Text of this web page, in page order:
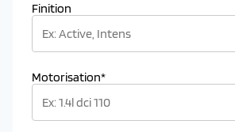
Finition
Motorisation*